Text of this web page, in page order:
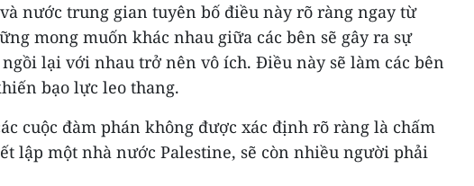
nước trung gian tuyên bố điều này rõ ràng ngay từ
mong muốn khác nhau giữa các bên sẽ gây ra sự
lại với nhau trở nên vô ích. Điều này sẽ làm các bên
bạo lực leo thang.
cuộc đàm phán không được xác định rõ ràng là chấm
lập một nhà nước Palestine, sẽ còn nhiều người phải